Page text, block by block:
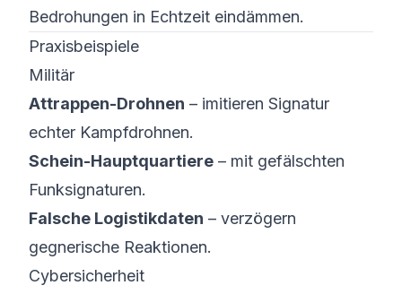
Bedrohungen in Echtzeit eindämmen.
Praxisbeispiele
Militär
Attrappen-Drohnen – imitieren Signatur
echter Kampfdrohnen.
Schein-Hauptquartiere – mit gefälschten
Funksignaturen.
Falsche Logistikdaten – verzögern
gegnerische Reaktionen.
Cybersicherheit